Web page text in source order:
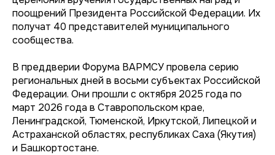
поощрений Президента Российской Федерации. Их
получат 40 представителей муниципального
сообщества.
В преддверии Форума ВАРМСУ провела серию
региональных дней в восьми субъектах Российской
Федерации. Они прошли с октября 2025 года по
март 2026 года в Ставропольском крае,
Ленинградской, Тюменской, Иркутской, Липецкой и
Астраханской областях, республиках Саха (Якутия)
и Башкортостане.